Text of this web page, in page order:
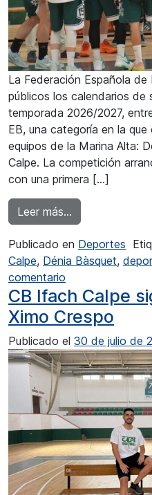
La Federación Española
públicos los calendarios de
temporada 2026/2027,
EB, una categoría en la
equipos de la Marina Alta:
Calpe. La competición
con una primera […]
Leer más…
Publicado en Deportes
Calpe, Dénia Bàsquet,
comentario
CB Ifach Calpe
Ximo Crespo
Publicado el 30 de julio de